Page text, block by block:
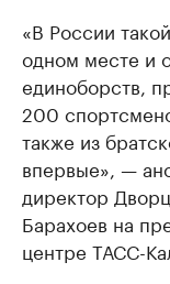
«В России
одном месте и
единоборств,
200
также из
впервые», —
директор
Барахоев на
центре ТАСС-